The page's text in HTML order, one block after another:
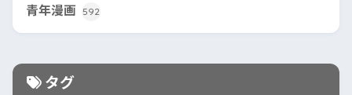
青年漫画 592
タグ